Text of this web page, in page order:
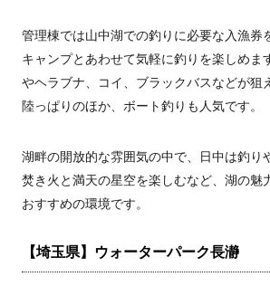
管理棟では山中湖での釣りに必要な入漁券
キャンプとあわせて気軽に釣りを楽しめま
やヘラブナ、コイ、ブラックバスなどが狙
陸っぱりのほか、ボート釣りも人気です。
湖畔の開放的な雰囲気の中で、日中は釣り
焚き火と満天の星空を楽しむなど、湖の魅
おすすめの環境です。
【埼玉県】ウォーターパーク長瀞